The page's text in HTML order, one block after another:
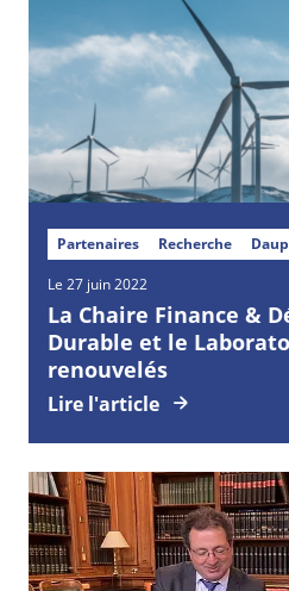
Partenaires Recherche
Le 27 juin 2022
La Chaire Finance &
Durable et le
renouvelés
Lire l'article